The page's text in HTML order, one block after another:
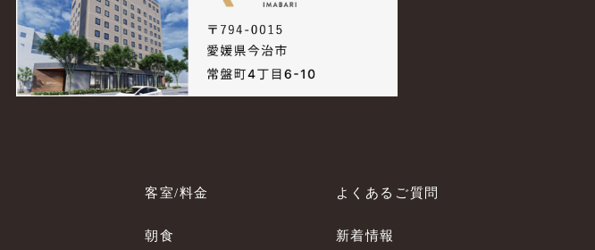
客室/料金
朝食
よくあるご質問
新着情報